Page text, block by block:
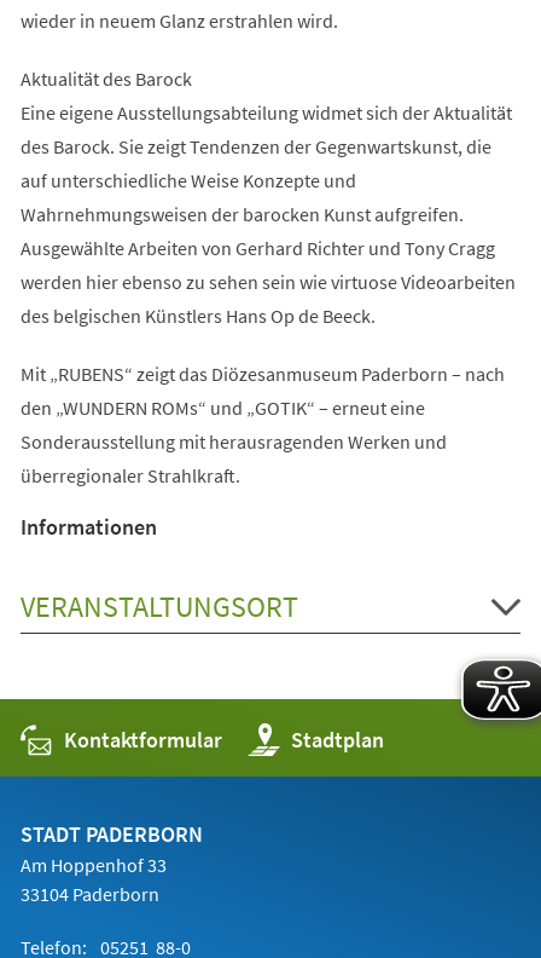
wieder in neuem Glanz erstrahlen wird.
Aktualität des Barock
Eine eigene Ausstellungsabteilung widmet sich der Aktualität
des Barock. Sie zeigt Tendenzen der Gegenwartskunst, die
auf unterschiedliche Weise Konzepte und
Wahrnehmungsweisen der barocken Kunst aufgreifen.
Ausgewählte Arbeiten von Gerhard Richter und Tony Cragg
werden hier ebenso zu sehen sein wie virtuose Videoarbeiten
des belgischen Künstlers Hans Op de Beeck.
Mit „RUBENS“ zeigt das Diözesanmuseum Paderborn – nach
den „WUNDERN ROMs“ und „GOTIK“ – erneut eine
Sonderausstellung mit herausragenden Werken und
überregionaler Strahlkraft.
Informationen
VERANSTALTUNGSORT
Kontaktformular Stadtplan
(Öffnet
in
einem
STADT PADERBORN
Am Hoppenhof 33
33104 Paderborn
Telefon: 05251 88-0